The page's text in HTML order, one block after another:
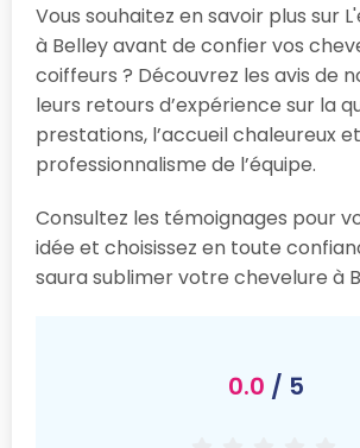
Vous souhaitez en savoir plus sur
à Belley avant de confier vos
coiffeurs ? Découvrez les avis de
leurs retours d’expérience sur la
prestations, l’accueil chaleureux
professionnalisme de l’équipe.
Consultez les témoignages pour
idée et choisissez en toute
saura sublimer votre chevelure à
0.0 / 5